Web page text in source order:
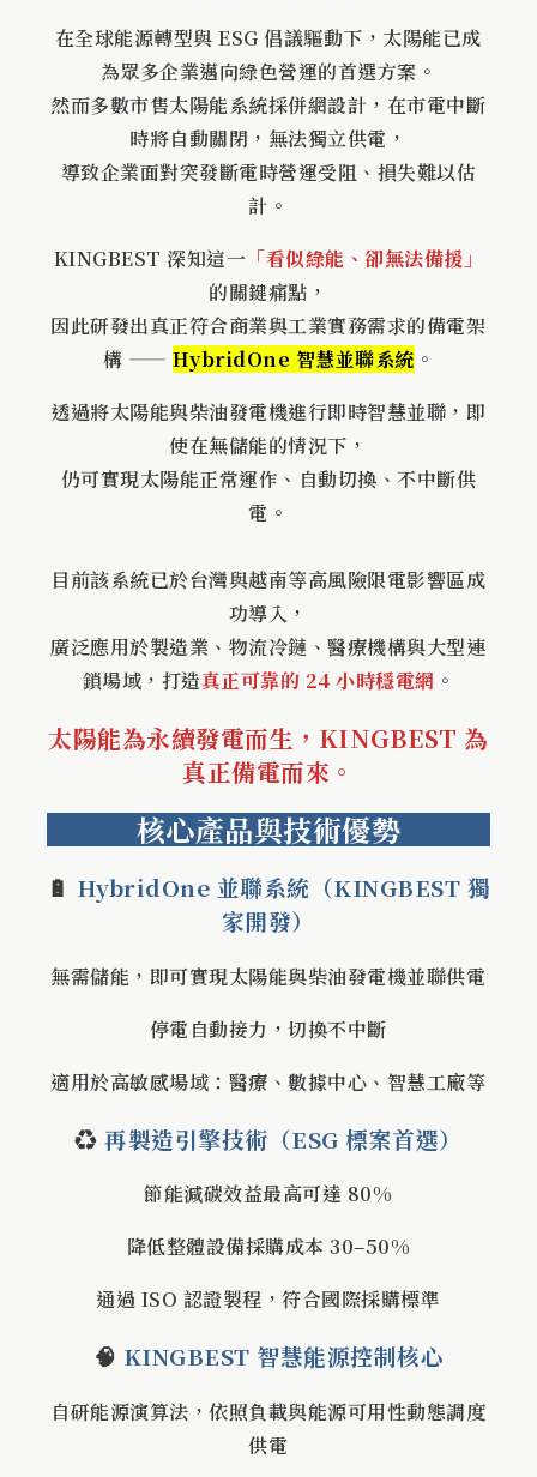
在全球能源轉型與 ESG 倡議驅動下，太陽能已成
為眾多企業邁向綠色營運的首選方案。
然而多數市售太陽能系統採併網設計，在市電中斷
時將自動關閉，無法獨立供電，
導致企業面對突發斷電時營運受阻、損失難以估
計。
KINGBEST 深知這一 「看似綠能、卻無法備援」
的關鍵痛點，
因此研發出真正符合商業與工業實務需求的備電架
構 —— HybridOne 智慧並聯系統 。
透過將太陽能與柴油發電機進行即時智慧並聯，即
使在無儲能的情況下，
仍可實現太陽能正常運作、自動切換、不中斷供
電。
目前該系統已於台灣與越南等高風險限電影響區成
功導入，
廣泛應用於製造業、物流冷鏈、醫療機構與大型連
鎖場域，打造真正可靠的 24 小時穩電網 。
太陽能為永續發電而生，KINGBEST 為
真正備電而來。
核心產品與技術優勢
🔋 HybridOne 並聯系統（KINGBEST 獨
家開發）
無需儲能，即可實現太陽能與柴油發電機並聯供電
停電自動接力，切換不中斷
適用於高敏感場域：醫療、數據中心、智慧工廠等
♻️再製造引擎技術（ESG 標案首選）
節能減碳效益最高可達 80%
降低整體設備採購成本 30–50%
通過 ISO 認證製程，符合國際採購標準
🧠 KINGBEST 智慧能源控制核心
自研能源演算法，依照負載與能源可用性動態調度
供電